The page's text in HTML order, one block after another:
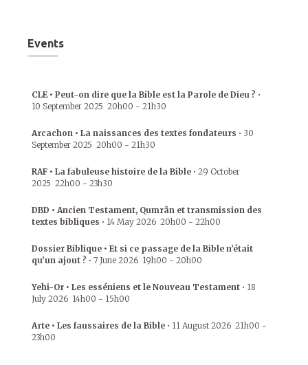
Events
CLE • Peut-on dire que la Bible est la Parole de Dieu ? •
10 September 2025 20h00 - 21h30
Arcachon • La naissances des textes fondateurs • 30
September 2025 20h00 - 21h30
RAF • La fabuleuse histoire de la Bible • 29 October
2025 22h00 - 23h30
DBD • Ancien Testament, Qumrân et transmission des
textes bibliques • 14 May 2026 20h00 - 22h00
Dossier Biblique • Et si ce passage de la Bible n’était
qu’un ajout ? • 7 June 2026 19h00 - 20h00
Yehi-Or • Les esséniens et le Nouveau Testament • 18
July 2026 14h00 - 15h00
Arte • Les faussaires de la Bible • 11 August 2026 21h00 -
23h00